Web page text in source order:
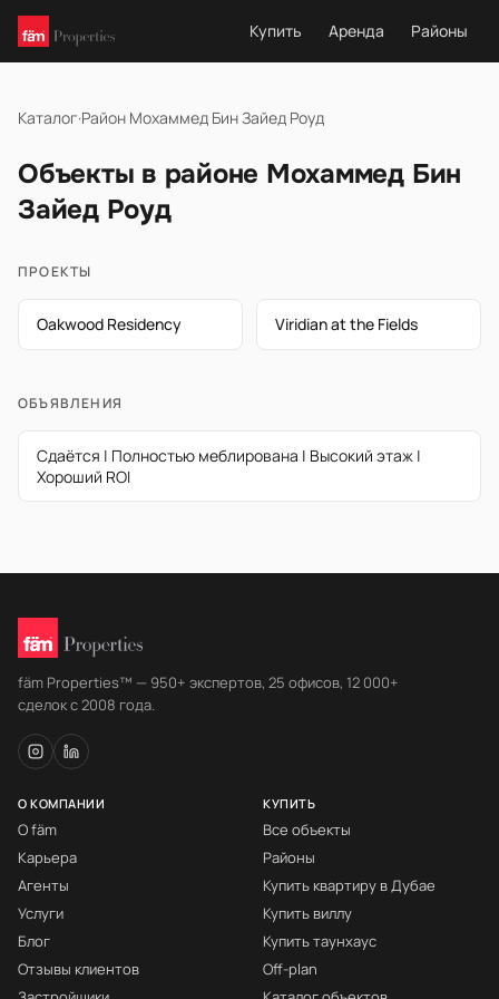
Купить Аренда Районы
Каталог·Район Мохаммед Бин Зайед Роуд
Объекты в районе Мохаммед Бин
Зайед Роуд
ПРОЕКТЫ
Oakwood Residency Viridian at the Fields
ОБЪЯВЛЕНИЯ
Сдаётся | Полностью меблирована | Высокий этаж |
Хороший ROI
fäm Properties™ — 950+ экспертов, 25 офисов, 12 000+
сделок с 2008 года.
О КОМПАНИИ
О fäm
Карьера
Агенты
Услуги
Блог
Отзывы клиентов
КУПИТЬ
Все объекты
Районы
Купить квартиру в Дубае
Купить виллу
Купить таунхаус
Off-plan